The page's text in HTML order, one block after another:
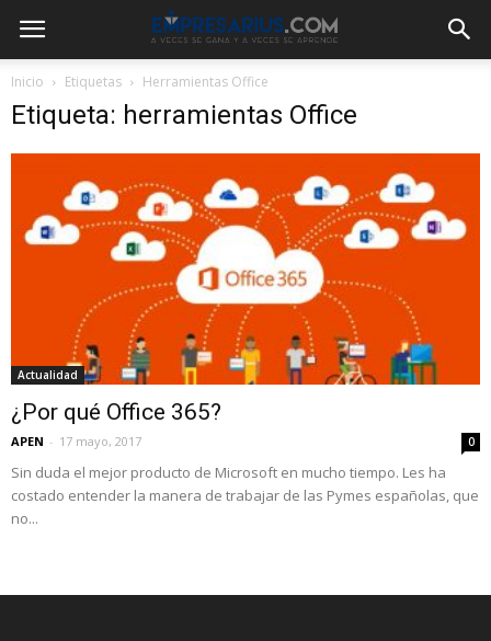
Inicio Etiquetas Herramientas Office
Etiqueta: herramientas Office
Actualidad
¿Por qué Office 365?
APEN - 17 mayo, 2017 0
Sin duda el mejor producto de Microsoft en mucho tiempo. Les ha
costado entender la manera de trabajar de las Pymes españolas, que
no...